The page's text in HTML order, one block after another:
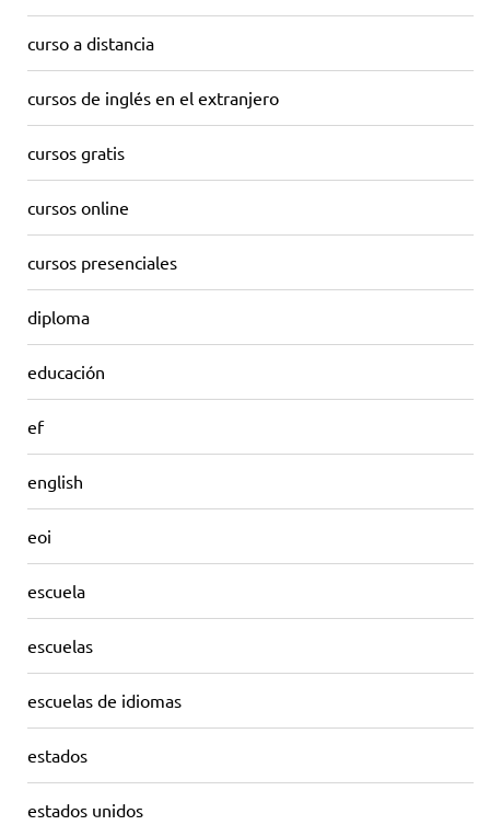
curso a distancia
cursos de inglés en el extranjero
cursos gratis
cursos online
cursos presenciales
diploma
educación
ef
english
eoi
escuela
escuelas
escuelas de idiomas
estados
estados unidos